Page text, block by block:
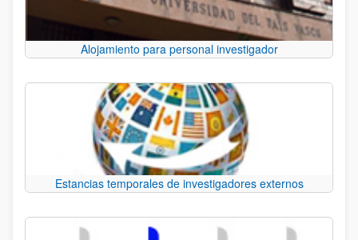
Alojamiento para personal investigador
Estancias temporales de investigadores externos